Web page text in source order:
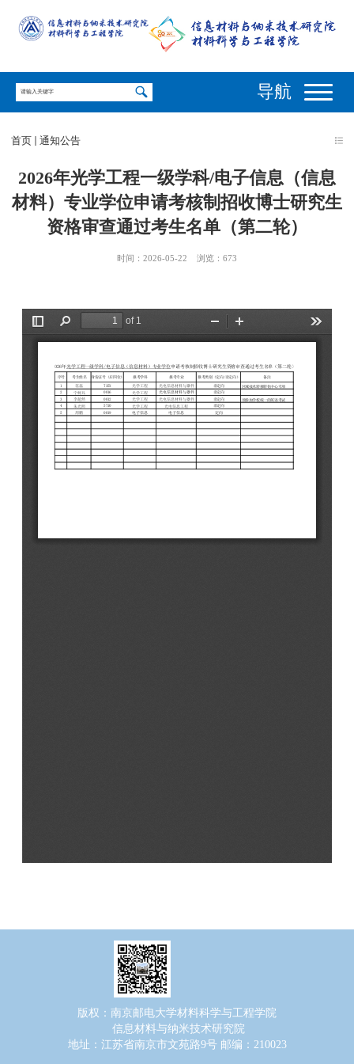
导航
首页 通知公告
2026年光学工程一级学科/电子信息（信息
材料）专业学位申请考核制招收博士研究生
资格审查通过考生名单（第二轮）
时间：2026-05-22 浏览： 673
版权：南京邮电大学材料科学与工程学院
信息材料与纳米技术研究院
地址：江苏省南京市文苑路9号 邮编：210023